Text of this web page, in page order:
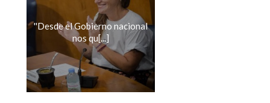
''Desde el Gobierno nacional
nos qu[...]